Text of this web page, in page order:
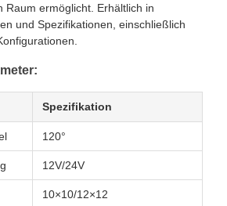
Raum ermöglicht. Erhältlich in
und Spezifikationen, einschließlich
Spezifikation
120°
12V/24V
10×10/12×12